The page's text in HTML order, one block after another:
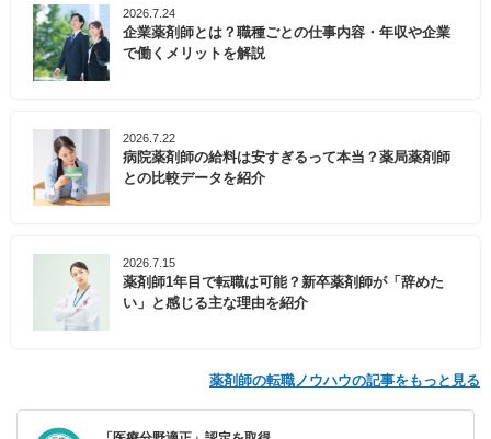
2026.7.24
企業薬剤師とは？職種ごとの仕事内容・年収や企業
で働くメリットを解説
2026.7.22
病院薬剤師の給料は安すぎるって本当？薬局薬剤師
との比較データを紹介
2026.7.15
薬剤師1年目で転職は可能？新卒薬剤師が「辞めた
い」と感じる主な理由を紹介
薬剤師の転職ノウハウの記事をもっと見る